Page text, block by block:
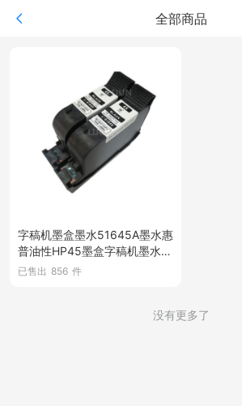
全部商品
字稿机墨盒墨水51645A墨水惠
普油性HP45墨盒字稿机墨水字
稿机打印墨水油性墨水
已售出 856 件
没有更多了